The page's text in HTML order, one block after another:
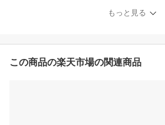
もっと見る
この商品の楽天市場の関連商品